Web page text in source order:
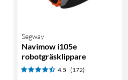
Segway
Navimow i105e
robotgräsklippare
4.5 (172)